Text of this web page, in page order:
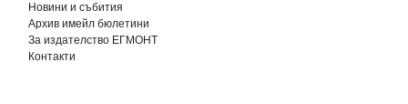
Новини и събития
Архив имейл бюлетини
За издателство ЕГМОНТ
Контакти